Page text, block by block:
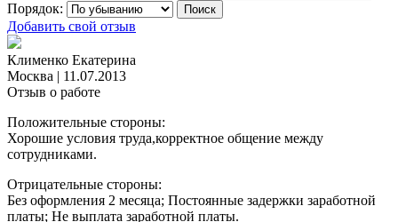
Порядок:
Добавить свой отзыв
Клименко Екатерина
Москва | 11.07.2013
Отзыв о работе
Положительные стороны:
Хорошие условия труда,корректное общение между
сотрудниками.
Отрицательные стороны:
Без оформления 2 месяца; Постоянные задержки заработной
платы; Не выплата заработной платы.